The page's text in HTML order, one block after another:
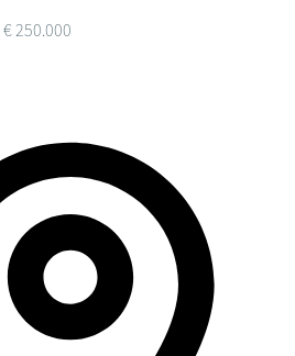
€ 250.000